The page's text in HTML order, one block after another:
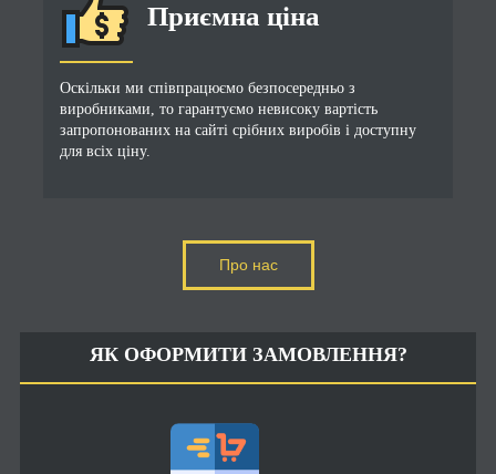
Приємна ціна
Оскільки ми співпрацюємо безпосередньо з
виробниками, то гарантуємо невисоку вартість
запропонованих на сайті срібних виробів і доступну
для всіх ціну.
Про нас
ЯК ОФОРМИТИ ЗАМОВЛЕННЯ?